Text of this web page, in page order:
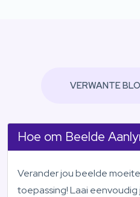
VERWANTE
Hoe om Beelde
Verander jou beelde
toepassing! Laai